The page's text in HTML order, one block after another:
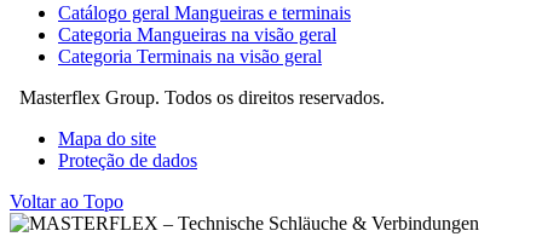
Catálogo geral Mangueiras e terminais
Categoria Mangueiras na visão geral
Categoria Terminais na visão geral
Masterflex Group. Todos os direitos reservados.
Mapa do site
Proteção de dados
Voltar ao Topo